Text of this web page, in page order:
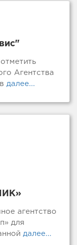
Агентства
далее...
агентство
для
далее...